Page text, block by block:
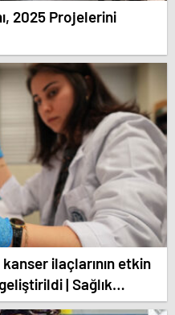
2025 Projelerini
kanser ilaçlarının etkin
| Sağlık